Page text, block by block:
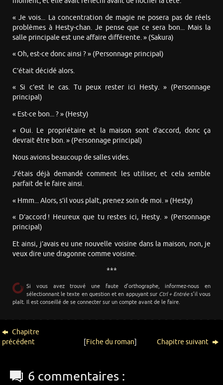
« Je vois... La concentration de magie ne posera pas de réels
problèmes à Hesty-chan. Je pense que ce sera bon... Mais la
salle principale est une affaire différente. » (Sakura)
« Oh, est-ce donc ainsi ? » (Personnage principal)
C’était décidé alors.
« Si c’est le cas. Tu peux rester ici Hesty. » (Personnage
principal)
« Est-ce bon... ? » (Hesty)
« Oui. Le propriétaire et la maison sont d’accord, donc ça
devrait être bon. » (Personnage principal)
Nous avions beaucoup de salles vides.
J’étais déjà demandé comment les utiliser, et cela semble
parfait de le faire ainsi.
« Hmm... Alors, s’il vous plaît, prenez soin de moi. » (Hesty)
« D’accord ! Heureux que tu restes ici, Hesty. » (Personnage
principal)
Et ainsi, j’avais eu une nouvelle voisine dans la maison, non, je
veux dire une dragonne comme voisine.
***
Si vous avez trouvé une faute d’orthographe, informez-nous en
sélectionnant le texte en question et en appuyant sur Ctrl + Entrées’il vous
plaît. Il est conseillé de se connecter sur un compte avant de le faire.
Chapitre
précédent
[Fiche du roman] Chapitre suivant
6 commentaires :